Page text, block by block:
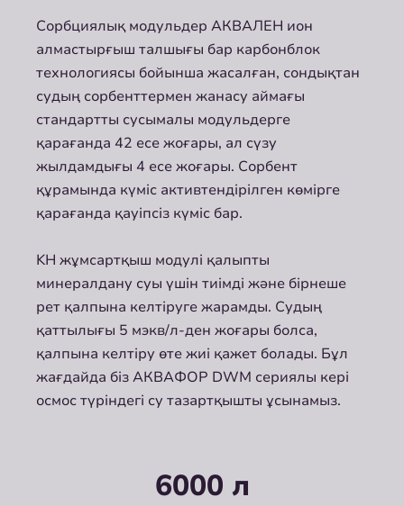
Сорбциялық модульдер АКВАЛЕН ион
алмастырғыш талшығы бар карбонблок
технологиясы бойынша жасалған, сондықтан
судың сорбенттермен жанасу аймағы
стандартты сусымалы модульдерге
қарағанда 42 есе жоғары, ал сүзу
жылдамдығы 4 есе жоғары. Сорбент
құрамында күміс активтендірілген көмірге
қарағанда қауіпсіз күміс бар.
KH жұмсартқыш модулі қалыпты
минералдану суы үшін тиімді және бірнеше
рет қалпына келтіруге жарамды. Судың
қаттылығы 5 мэкв/л-ден жоғары болса,
қалпына келтіру өте жиі қажет болады. Бұл
жағдайда біз АКВАФОР DWM сериялы кері
осмос түріндегі су тазартқышты ұсынамыз.
6000 л